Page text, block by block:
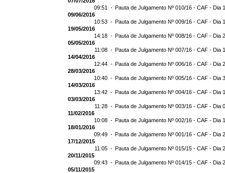
09:51 - Pauta de Julgamento Nº 010/16 - CAF - Dia
09/06/2016
10:53 - Pauta de Julgamento Nº 009/16 - CAF - Dia
19/05/2016
14:18 - Pauta de Julgamento Nº 008/16 - CAF - Dia
05/05/2016
11:08 - Pauta de Julgamento Nº 007/16 - CAF - Dia
14/04/2016
12:44 - Pauta de Julgamento Nº 006/16 - CAF - Dia
28/03/2016
10:40 - Pauta de Julgamento Nº 005/16 - CAF - Dia
14/03/2016
13:42 - Pauta de Julgamento Nº 004/16 - CAF - Dia
03/03/2016
11:28 - Pauta de Julgamento Nº 003/16 - CAF - Dia
11/02/2016
10:08 - Pauta de Julgamento Nº 002/16 - CAF - Dia
18/01/2016
09:49 - Pauta de Julgamento Nº 001/16 - CAF - Dia
17/12/2015
11:05 - Pauta de Julgamento Nº 015/15 - CAF - Dia
20/11/2015
09:43 - Pauta de Julgamento Nº 014/15 - CAF - Dia
05/11/2015